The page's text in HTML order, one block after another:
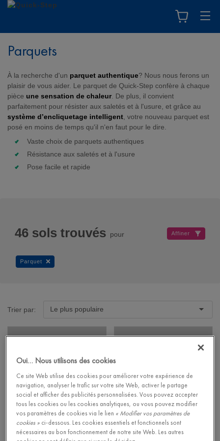
Parquets
À la recherche d'un parquet authentique? Nous nous ferons un
plaisir de vous aider. Le parquet de Quick-Step confère à chaque
pièce une sensation de chaleur. De plus, il convient
parfaitement pour résister aux saletés et à l'usure, et grâce au
système d’encliquetage intelligent , votre nouveau parquet est
posé en moins de temps qu'il n'en faut pour le dire.
Vaste choix de parquets authentiques
Résistance aux saletés et à l'usure
Pose facile et rapide
46 sols trouvés pour Affiner
Parquet
Trier par: Le plus populaire
Oui… Nous utilisons des cookies
Ce site Web utilise des cookies pour améliorer votre expérience de
navigation, analyser le trafic sur votre site Web, activer le partage
social et afficher des publicités personnalisées. Vous pouvez accepter
tous les cookies ou les cookies analytiques, ou vous pouvez modifier
vos paramètres de cookies via le lien « Modifier vos paramètres de
cookies » ci-dessous. Les cookies essentiels et fonctionnels sont
nécessaires au bon fonctionnement de notre site Web. Les autres